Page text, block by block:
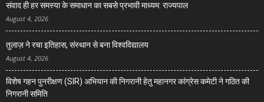
संवाद ही हर समस्या के समाधान का सबसे प्रभावी माध्यम: राज्यपाल
August 4, 2026
तुलाज़ ने रचा इतिहास, संस्थान से बना विश्वविद्यालय
August 4, 2026
विशेष गहन पुनरीक्षण (SIR) अभियान की निगरानी हेतु महानगर कांग्रेस कमेटी ने गठित की
निगरानी समिति